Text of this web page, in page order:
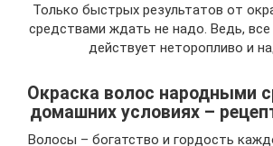
Только быстрых результатов от
средствами ждать не надо. Ведь, все
действует неторопливо и
Окраска волос народными
домашних условиях –
Волосы – богатство и гордость